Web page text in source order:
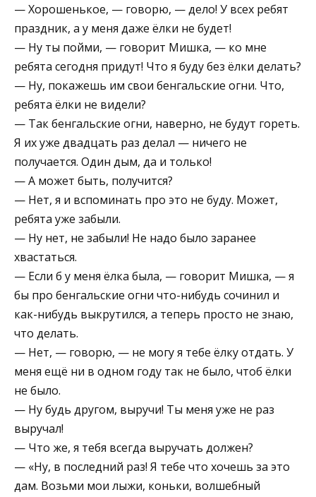
— Хорошенькое, — говорю, — дело! У всех ребят
праздник, а у меня даже ёлки не будет!
— Ну ты пойми, — говорит Мишка, — ко мне
ребята сегодня придут! Что я буду без ёлки делать?
— Ну, покажешь им свои бенгальские огни. Что,
ребята ёлки не видели?
— Так бенгальские огни, наверно, не будут гореть.
Я их уже двадцать раз делал — ничего не
получается. Один дым, да и только!
— А может быть, получится?
— Нет, я и вспоминать про это не буду. Может,
ребята уже забыли.
— Ну нет, не забыли! Не надо было заранее
хвастаться.
— Если б у меня ёлка была, — говорит Мишка, — я
бы про бенгальские огни что-нибудь сочинил и
как-нибудь выкрутился, а теперь просто не знаю,
что делать.
— Нет, — говорю, — не могу я тебе ёлку отдать. У
меня ещё ни в одном году так не было, чтоб ёлки
не было.
— Ну будь другом, выручи! Ты меня уже не раз
выручал!
— Что же, я тебя всегда выручать должен?
— «Ну, в последний раз! Я тебе что хочешь за это
дам. Возьми мои лыжи, коньки, волшебный